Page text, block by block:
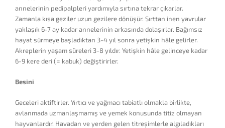
annelerinin pedipalpleri yardımıyla sırtına tekrar çıkarlar.
Zamanla kısa geziler uzun gezilere dönüşür. Sırttan inen yavrular
yaklaşık 6-7 ay kadar annelerinin arkasında dolaşırlar. Bağımsız
hayat sürmeye başladıktan 3-4 yıl sonra yetişkin hâle gelirler.
Akreplerin yaşam süreleri 3-8 yıldır. Yetişkin hâle gelinceye kadar
6-9 kere deri (= kabuk) değiştirirler.
Besini
Geceleri aktiftirler. Yırtıcı ve yağmacı tabiatlı olmakla birlikte,
avlanmada uzmanlaşmamış ve yemek konusunda titiz olmayan
hayvanlardır. Havadan ve yerden gelen titreşimlerle algıladıkları